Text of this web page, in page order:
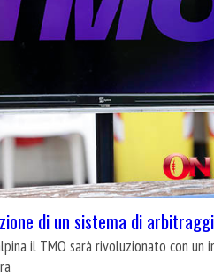
di un sistema di
il TMO sarà rivoluzionato con un